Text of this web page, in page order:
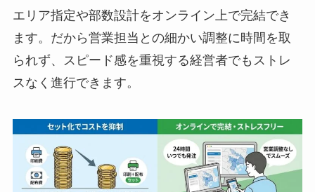
エリア指定や部数設計をオンライン上で完結でき
ます。だから営業担当との細かい調整に時間を取
られず、スピード感を重視する経営者でもストレ
スなく進行できます。